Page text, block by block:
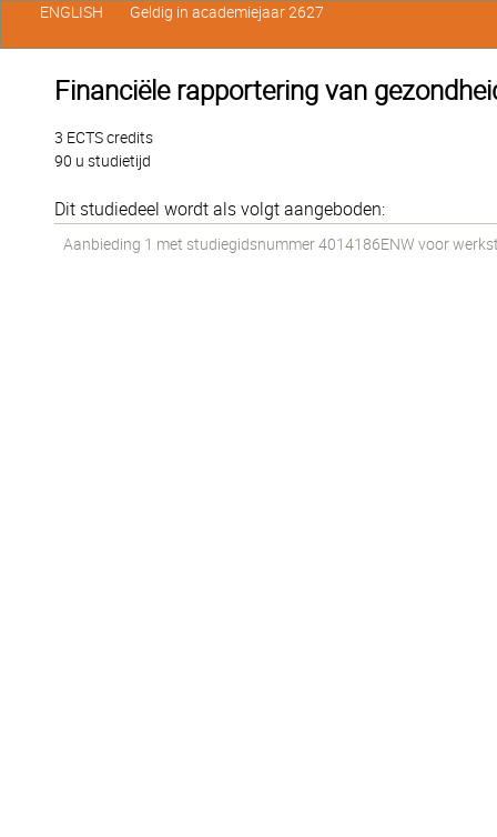
Financiële rapportering van
3 ECTS credits
90 u studietijd
Dit studiedeel wordt als volgt aangeboden:
Aanbieding 1 met studiegidsnummer 4014186ENW voor
ENGLISH Geldig in academiejaar 2627